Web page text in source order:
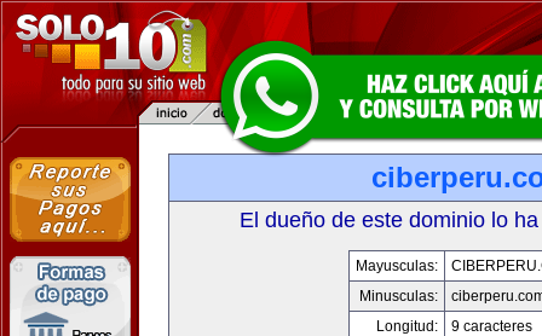
El dueño de este dominio lo
Mayusculas:
Minusculas:
Longitud:
9 caracteres